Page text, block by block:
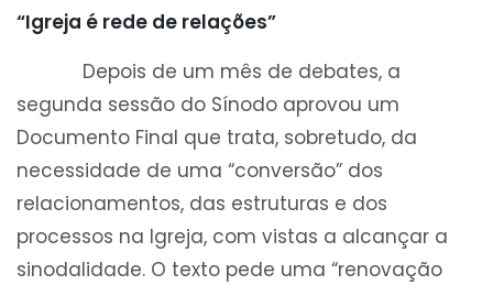
“Igreja é rede de relações”
Depois de um mês de debates, a
segunda sessão do Sínodo aprovou um
Documento Final que trata, sobretudo, da
necessidade de uma “conversão” dos
relacionamentos, das estruturas e dos
processos na Igreja, com vistas a alcançar a
sinodalidade. O texto pede uma “renovação